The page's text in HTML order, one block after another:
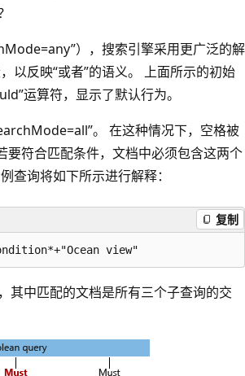
），搜索引擎采用更广泛的解
以反映“或者”的语义。 上面所示的初始
运算符，显示了默认行为。
。 在这种情况下，空格被
要符合匹配条件，文档中必须包含这两个
查询将如下所示进行解释：
复制
其中匹配的文档是所有三个子查询的交